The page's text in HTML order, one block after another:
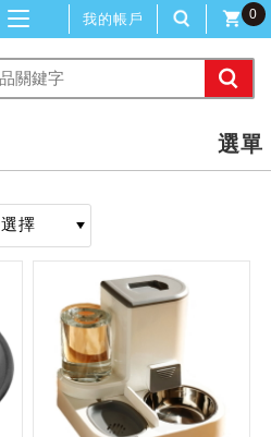
我的帳戶 0